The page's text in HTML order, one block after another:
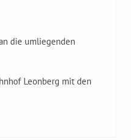
die umliegenden
Leonberg mit den